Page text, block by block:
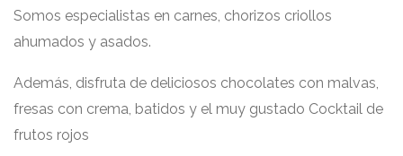
Somos especialistas en carnes, chorizos criollos
ahumados y asados.
Además, disfruta de deliciosos chocolates con malvas,
fresas con crema, batidos y el muy gustado Cocktail de
frutos rojos